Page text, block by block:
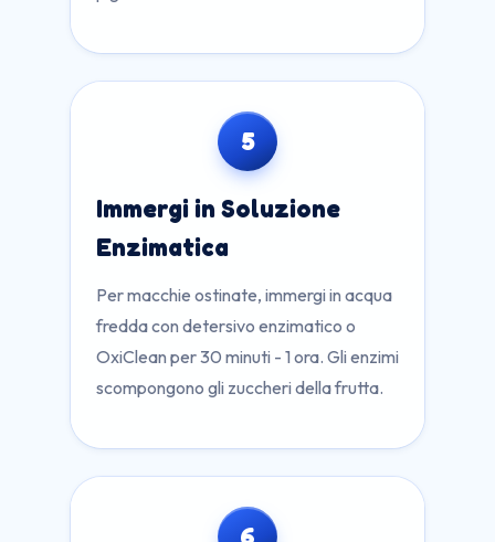
5
Immergi in Soluzione
Enzimatica
Per macchie ostinate, immergi in acqua
fredda con detersivo enzimatico o
OxiClean per 30 minuti - 1 ora. Gli enzimi
scompongono gli zuccheri della frutta.